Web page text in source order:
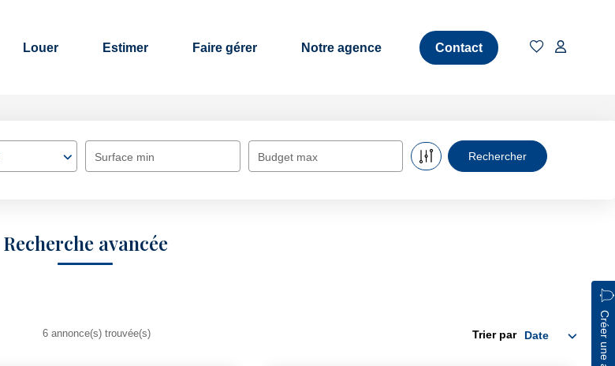
Louer Estimer Faire gérer Notre agence Contact
Surface min Budget max
Recherche avancée
6 annonce(s) trouvée(s) Trier par